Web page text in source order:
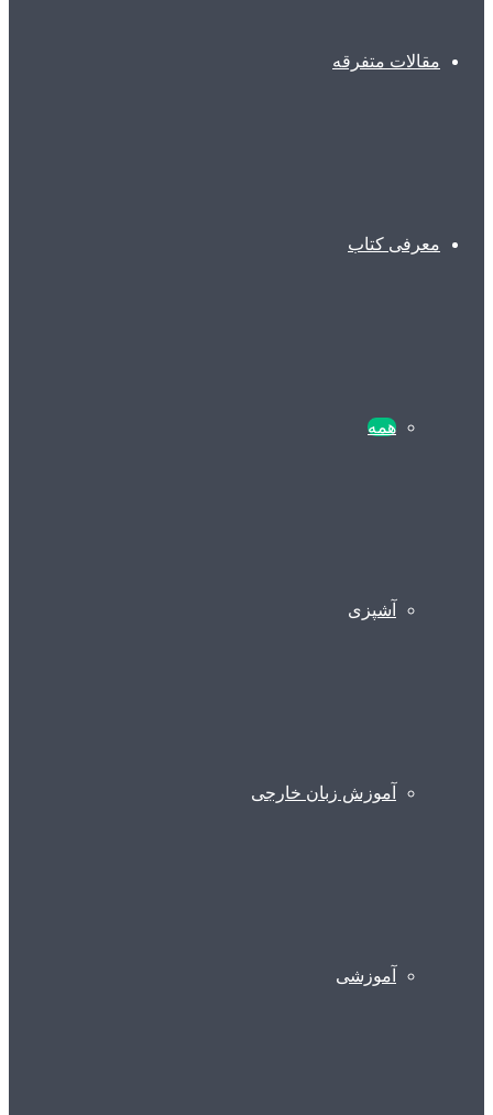
مقالات متفرقه
معرفی کتاب
همه
آشپزی
آموزش زبان خارجی
آموزشی